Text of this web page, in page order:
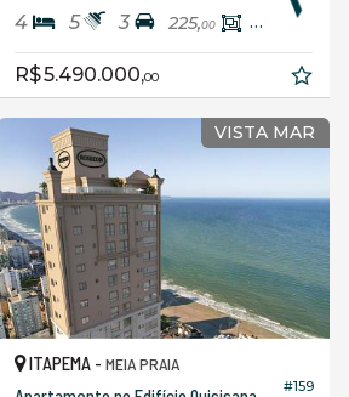
4 5 3 225,00 202,
R$ 5.490.000,00
VISTA MAR
#159
ITAPEMA - MEIA PRAIA